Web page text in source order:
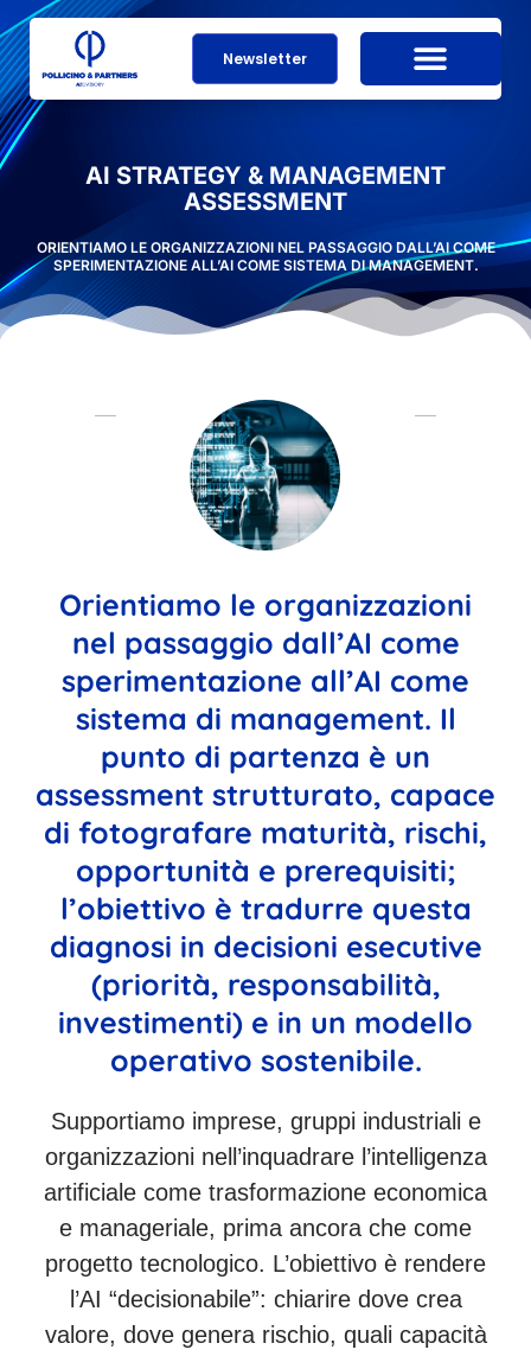
Newsletter
AI STRATEGY & MANAGEMENT
ASSESSMENT
ORIENTIAMO LE ORGANIZZAZIONI NEL PASSAGGIO DALL’AI COME
SPERIMENTAZIONE ALL’AI COME SISTEMA DI MANAGEMENT.
Orientiamo le organizzazioni
nel passaggio dall’AI come
sperimentazione all’AI come
sistema di management. Il
punto di partenza è un
assessment strutturato, capace
di fotografare maturità, rischi,
opportunità e prerequisiti;
l’obiettivo è tradurre questa
diagnosi in decisioni esecutive
(priorità, responsabilità,
investimenti) e in un modello
operativo sostenibile.
Supportiamo imprese, gruppi industriali e
organizzazioni nell’inquadrare l’intelligenza
artificiale come trasformazione economica
e manageriale, prima ancora che come
progetto tecnologico. L’obiettivo è rendere
l’AI “decisionabile”: chiarire dove crea
valore, dove genera rischio, quali capacità